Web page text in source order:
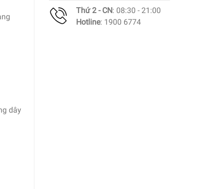
dây
Thứ 2 - CN: 08:30 - 21:00
Hotline: 1900 6774